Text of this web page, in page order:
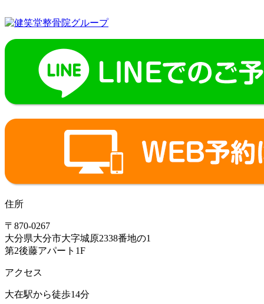
住所
〒870-0267
大分県大分市大字城原2338番地の1
第2後藤アパート1F
アクセス
大在駅から徒歩14分